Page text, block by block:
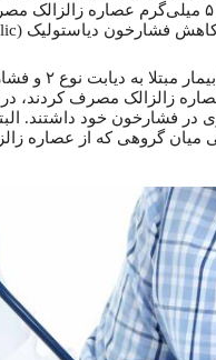
قابل‌توجهی در فشارخون بیمارانی که روزانه ۵۰۰
همچنین،
که روزانه ۱۲۰۰ میلی‌گرم عصاره زالزالک
میان گروهی که از عصاره